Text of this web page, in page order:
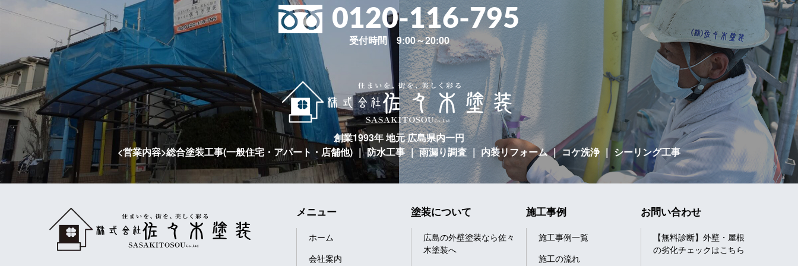
0120-116-795
受付時間 9:00～20:00
創業1993年 地元 広島県内一円
<営業内容>総合塗装工事(一般住宅・アパート・店舗他) ｜ 防水工事 ｜ 雨漏り調査 ｜ 内装リフォーム｜ コケ洗浄 ｜ シーリング工事
メニュー
ホーム
会社案内
塗装について
広島の外壁塗装なら佐々
木塗装へ
施工事例
施工事例一覧
施工の流れ
お問い合わせ
【無料診断】外壁・屋根
の劣化チェックはこちら